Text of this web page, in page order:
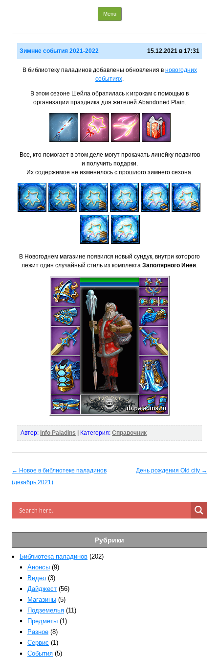
Info PaladinsMenu
Skip to content
Зимние события 2021-2022 15.12.2021 в 17:31
В библиотеку паладинов добавлены обновления в новогодних
событиях.
В этом сезоне Шейла обратилась к игрокам с помощью в
организации праздника для жителей Abandoned Plain.
Все, кто помогает в этом деле могут прокачать линейку подвигов
и получить подарки.
Их содержимое не изменилось с прошлого зимнего сезона.
В Новогоднем магазине появился новый сундук, внутри которого
лежит один случайный стиль из комплекта Заполярного Инея.
Автор: Info Paladins Категория: Справочник
Post navigation
← Новое в библиотеке паладинов
(декабрь 2021)
День рождения Old city →
Рубрики
Библиотека паладинов (202)
Анонсы (9)
Видео (3)
Дайджест (56)
Магазины (5)
Подземелья (11)
Предметы (1)
Разное (8)
Сервис (1)
События (5)